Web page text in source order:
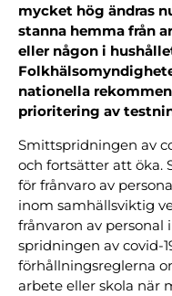
mycket hög ändras
stanna hemma från
eller någon i
nationella
prioritering av
Smittspridningen av
och fortsätter att öka.
för frånvaro av
inom samhällsviktig
frånvaron av
spridningen av covid-
förhållningsreglerna
arbete eller skola när